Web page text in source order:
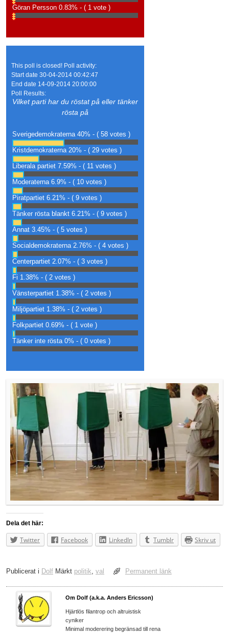
Göran Persson 0.83% - ( 1 vote )
This poll is closed! Poll activity:
Start date 30-04-2014 00:42:47
End date 14-09-2014 20:00:00
Poll Results:
Vilket parti har du röstat på eller tänker
rösta på
Sverigedemokraterna 40% - ( 58 votes )
Kristdemokraterna 20% - ( 29 votes )
Liberala partiet 7.59% - ( 11 votes )
Moderaterna 6.9% - ( 10 votes )
Piratpartiet 6.21% - ( 9 votes )
Tänker rösta blankt 6.21% - ( 9 votes )
Annat 3.45% - ( 5 votes )
Socialdemokraterna 2.76% - ( 4 votes )
Centerpartiet 2.07% - ( 3 votes )
Fi 1.38% - ( 2 votes )
Vänsterpartiet 1.38% - ( 2 votes )
Miljöpartiet 1.38% - ( 2 votes )
Folkpartiet 0.69% - ( 1 vote )
Tänker inte rösta 0% - ( 0 votes )
Dela det här:
Twitter Facebook LinkedIn Tumblr Skriv ut
Publicerat i Dolf Märkt politik, val Permanent länk
Om Dolf (a.k.a. Anders Ericsson)
Hjärtlös filantrop och altruistisk
cyniker
Minimal moderering begränsad till rena